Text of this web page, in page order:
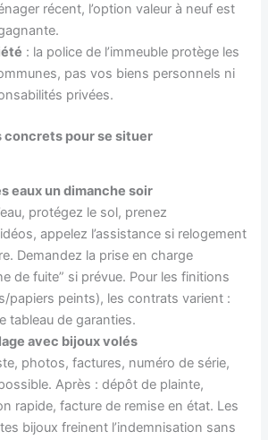
récent, l’option valeur à neuf est
: la police de l’immeuble protège les
pas vos biens personnels ni
privées.
concrets pour se situer
eaux un dimanche soir
protégez le sol, prenez
appelez l’assistance si relogement
Demandez la prise en charge
de fuite” si prévue. Pour les finitions
papiers peints), les contrats varient :
tableau de garanties.
avec bijoux volés
photos, factures, numéro de série,
Après : dépôt de plainte,
rapide, facture de remise en état. Les
bijoux freinent l’indemnisation sans